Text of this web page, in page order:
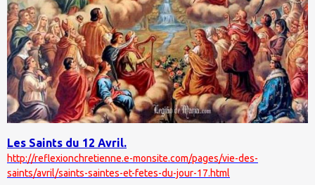
Les Saints du 12 Avril.
http://reflexionchretienne.e-monsite.com/pages/vie-des-
saints/avril/saints-saintes-et-fetes-du-jour-17.html